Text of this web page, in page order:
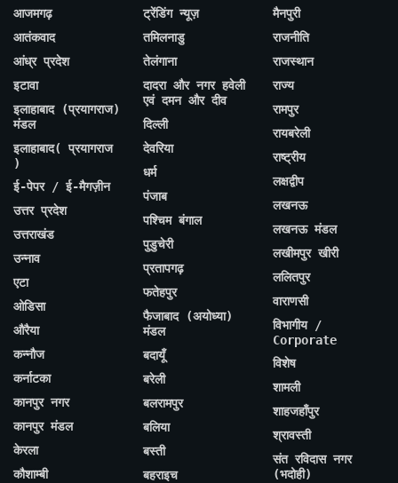
आजमगढ़
आतंकवाद
आंध्र प्रदेश
इटावा
इलाहाबाद (प्रयागराज)
मंडल
इलाहाबाद( प्रयागराज
)
ई-पेपर / ई-मैगज़ीन
उत्तर प्रदेश
उत्तराखंड
उन्नाव
एटा
ओडिसा
औरैया
कन्नौज
कर्नाटका
कानपुर नगर
कानपुर मंडल
केरला
कौशाम्बी
ट्रेंडिंग न्यूज़
तमिलनाडु
तेलंगाना
दादरा और नगर हवेली
एवं दमन और दीव
दिल्ली
देवरिया
धर्म
पंजाब
पश्चिम बंगाल
पुडुचेरी
प्रतापगढ़
फतेहपुर
फैजाबाद (अयोध्या)
मंडल
बदायूँ
बरेली
बलरामपुर
बलिया
बस्ती
बहराइच
मैनपुरी
राजनीति
राजस्थान
राज्य
रामपुर
रायबरेली
राष्ट्रीय
लक्षद्वीप
लखनऊ
लखनऊ मंडल
लखीमपुर खीरी
ललितपुर
वाराणसी
विभागीय /
Corporate
विशेष
शामली
शाहजहाँपुर
श्रावस्ती
संत रविदास नगर
(भदोही)